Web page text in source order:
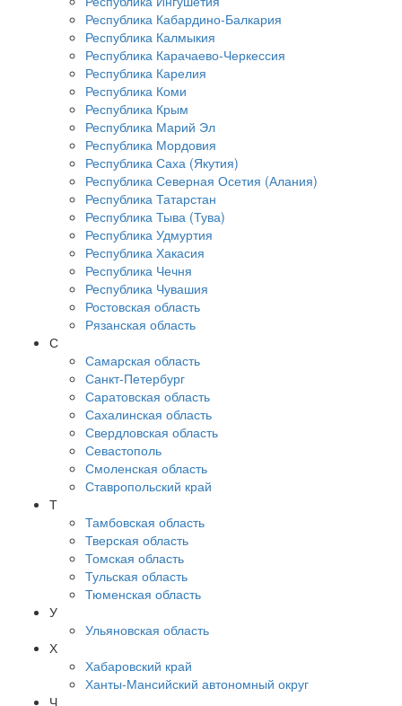
Республика Кабардино-Балкария
Республика Калмыкия
Республика Карачаево-Черкессия
Республика Карелия
Республика Коми
Республика Крым
Республика Марий Эл
Республика Мордовия
Республика Саха (Якутия)
Республика Северная Осетия (Алания)
Республика Татарстан
Республика Тыва (Тува)
Республика Удмуртия
Республика Хакасия
Республика Чечня
Республика Чувашия
Ростовская область
Рязанская область
С
Самарская область
Санкт-Петербург
Саратовская область
Сахалинская область
Свердловская область
Севастополь
Смоленская область
Ставропольский край
Т
Тамбовская область
Тверская область
Томская область
Тульская область
Тюменская область
У
Ульяновская область
Х
Хабаровский край
Ханты-Мансийский автономный округ
Ч